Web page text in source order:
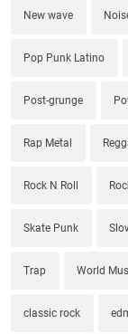
New wave
Pop Punk Latino
Post-grunge
Rap Metal
Rock N Roll
Skate Punk
Trap World
classic rock